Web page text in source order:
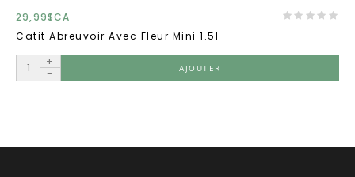
29,99$CA
Catit Abreuvoir Avec Fleur Mini 1.5l
+
-
AJOUTER